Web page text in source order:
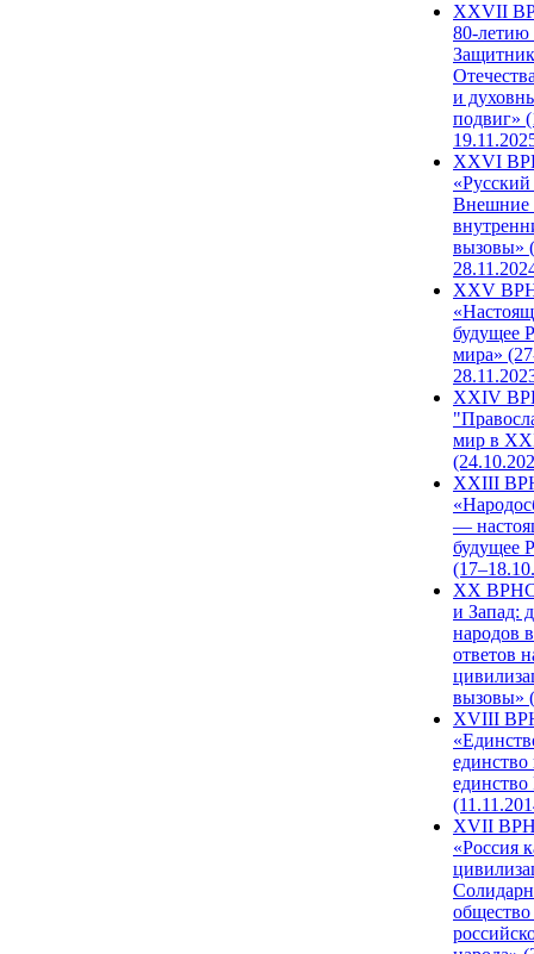
ХХVII
80-
и
подвиг»
XXVI
Внешние
вызовы»
XXV
будущее
мира»
XXIV
мир в
XXIII
—
будущее
XX ВРНС
и Запад:
народов
ответов
вызовы»
XVIII
единство
единство
XVII
«Россия